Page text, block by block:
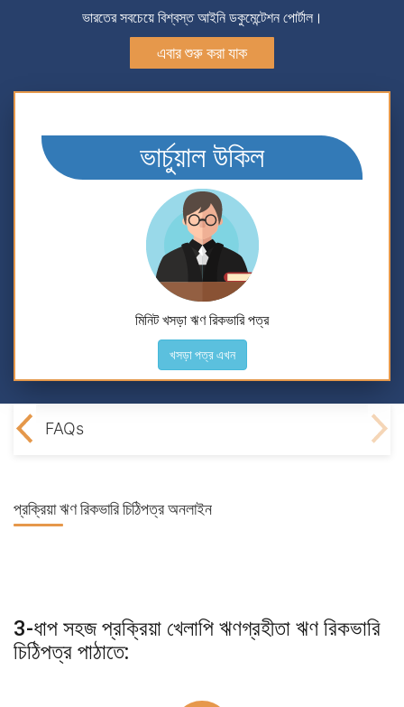
ভারতের সবচেয়ে বিশ্বস্ত আইনি ডকুমেন্টেশন পোর্টাল।
এবার শুরু করা যাক
ভার্চুয়াল উকিল
মিনিট খসড়া ঋণ রিকভারি পত্র
খসড়া পত্র এখন
FAQs
প্রক্রিয়াঋণ রিকভারি চিঠিপত্র অনলাইন
3-ধাপ সহজ প্রক্রিয়া খেলাপি ঋণগ্রহীতা ঋণ রিকভারি
চিঠিপত্র পাঠাতে: